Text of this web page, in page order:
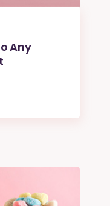
Any